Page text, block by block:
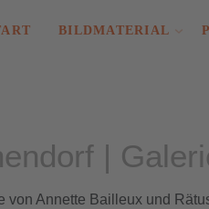
BILDMATERIAL
|
Annette Bailleux und